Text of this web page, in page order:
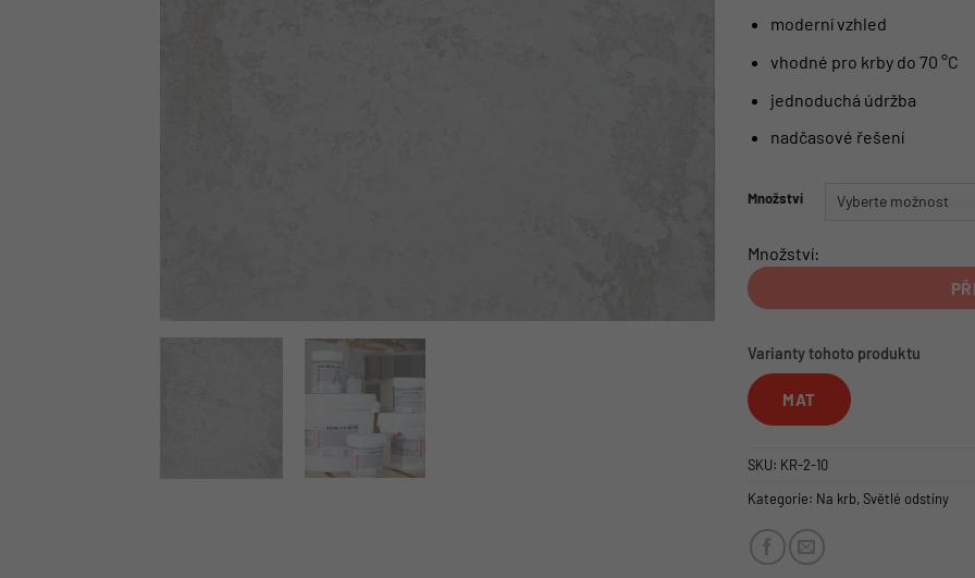
moderní vzhled
vhodné pro krby do 70 °C
jednoduchá údržba
nadčasové řešení
Množství
Množství:
Varianty tohoto produktu
MAT
SKU: KR-2-10
Kategorie: Na krb, Světlé odstíny